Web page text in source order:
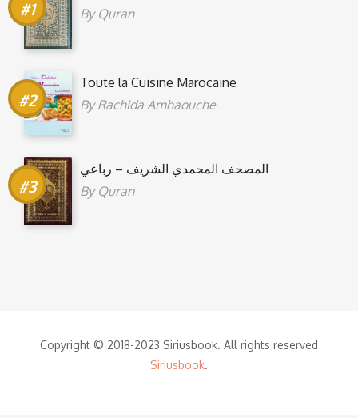
By Quran
Toute la Cuisine Marocaine
ByRachida Amhaouche
المصحف المحمدي الشريف – رباعي
By Quran
Copyright © 2018-2023 Siriusbook. All rights reserved
Siriusbook.